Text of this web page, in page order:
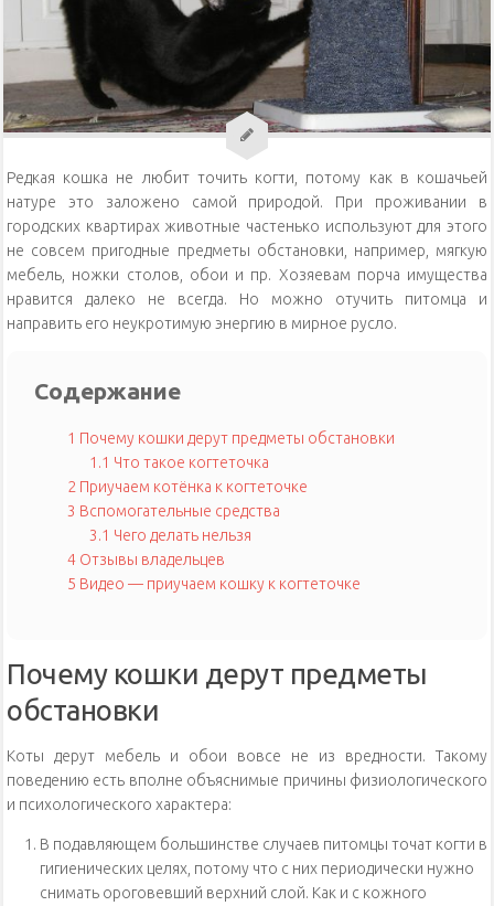
Уход за кошками
Уход за собаками
Физиология кошек
Редкая кошка не любит точить когти, потому как в кошачьей
натуре это заложено самой природой. При проживании в
городских квартирах животные частенько используют для этого
не совсем пригодные предметы обстановки, например, мягкую
мебель, ножки столов, обои и пр. Хозяевам порча имущества
нравится далеко не всегда. Но можно отучить питомца и
направить его неукротимую энергию в мирное русло.
Содержание
1 Почему кошки дерут предметы обстановки
1.1 Что такое когтеточка
2 Приучаем котёнка к когтеточке
3 Вспомогательные средства
3.1 Чего делать нельзя
4 Отзывы владельцев
5 Видео — приучаем кошку к когтеточке
Почему кошки дерут предметы
обстановки
Коты дерут мебель и обои вовсе не из вредности. Такому
поведению есть вполне объяснимые причины физиологического
и психологического характера:
В подавляющем большинстве случаев питомцы точат когти в
гигиенических целях, потому что с них периодически нужно
снимать ороговевший верхний слой. Как и с кожного